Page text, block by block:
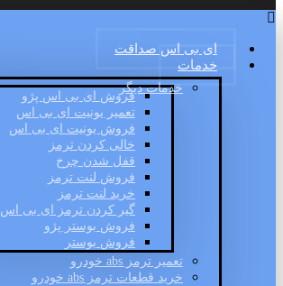
ای بی اس صداقت
خدمات
خدمات دیگر
فروش ای بی اس پژو
تعمیر یونیت ای بی اس
فروش یونیت ای بی اس
خالی کردن ترمز
قفل شدن چرخ
فروش لنت ترمز
خرید لنت ترمز
گیر کردن ترمز ای بی اس
فروش بوستر پژو
فروش بوستر
تعمیر ترمز abs خودرو
خرید قطعات ترمز abs خودرو